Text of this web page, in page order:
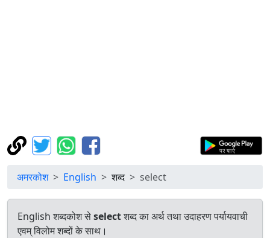
अमरकोश English शब्द select
English शब्दकोश सेselectशब्द का अर्थ तथा उदाहरण पर्यायवाची
एवम् विलोम शब्दों के साथ।